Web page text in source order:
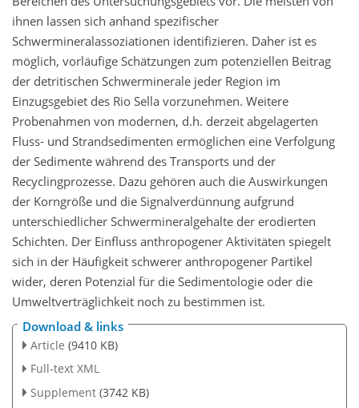
ihnen lassen sich anhand spezifischer
Schwermineralassoziationen identifizieren. Daher ist es
möglich, vorläufige Schätzungen zum potenziellen Beitrag
der detritischen Schwerminerale jeder Region im
Einzugsgebiet des Rio Sella vorzunehmen. Weitere
Probenahmen von modernen, d.h. derzeit abgelagerten
Fluss- und Strandsedimenten ermöglichen eine Verfolgung
der Sedimente während des Transports und der
Recyclingprozesse. Dazu gehören auch die Auswirkungen
der Korngröße und die Signalverdünnung aufgrund
unterschiedlicher Schwermineralgehalte der erodierten
Schichten. Der Einfluss anthropogener Aktivitäten spiegelt
sich in der Häufigkeit schwerer anthropogener Partikel
wider, deren Potenzial für die Sedimentologie oder die
Umweltverträglichkeit noch zu bestimmen ist.
Download & links
Article (9410 KB)
Full-text XML
Supplement (3742 KB)